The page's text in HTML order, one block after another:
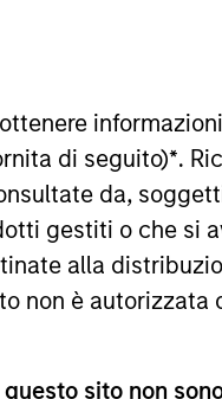
di seguito)*.
da,
gestiti o che si
alla
non è
sito non
possono
delle spese, e
Stanley